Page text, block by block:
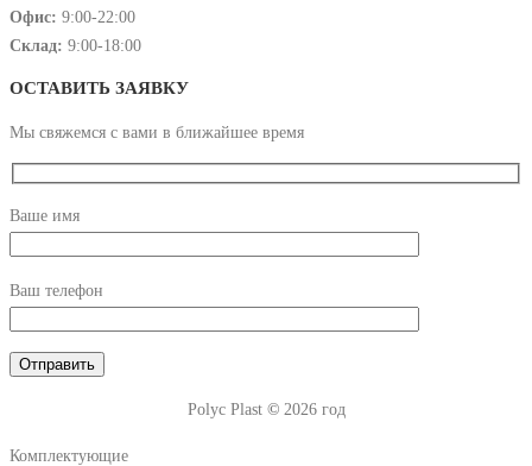
Офис: 9:00-22:00
Склад: 9:00-18:00
ОСТАВИТЬ ЗАЯВКУ
Мы свяжемся с вами в ближайшее время
Ваше имя
Ваш телефон
Polyc Plast ©2026 год
Комплектующие